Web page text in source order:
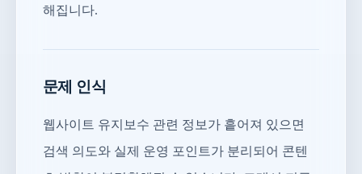
해집니다.
문제 인식
웹사이트 유지보수 관련 정보가 흩어져 있으면
검색 의도와 실제 운영 포인트가 분리되어 콘텐